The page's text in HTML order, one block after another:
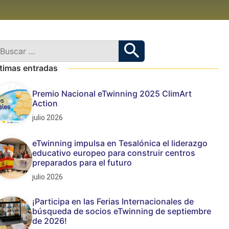
entradas
Premio Nacional eTwinning 2025 ClimArt
Action
julio 2026
eTwinning impulsa en Tesalónica el liderazgo
educativo europeo para construir centros
preparados para el futuro
julio 2026
¡Participa en las Ferias Internacionales de
búsqueda de socios eTwinning de septiembre
de 2026!